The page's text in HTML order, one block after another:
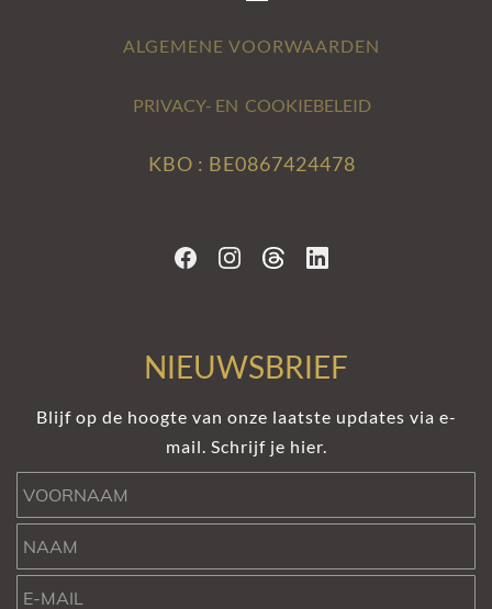
ALGEMENE VOORWAARDEN
PRIVACY- EN COOKIEBELEID
KBO : BE0867424478
NIEUWSBRIEF
Blijf op de hoogte van onze laatste updates via e-
mail. Schrijf je hier.